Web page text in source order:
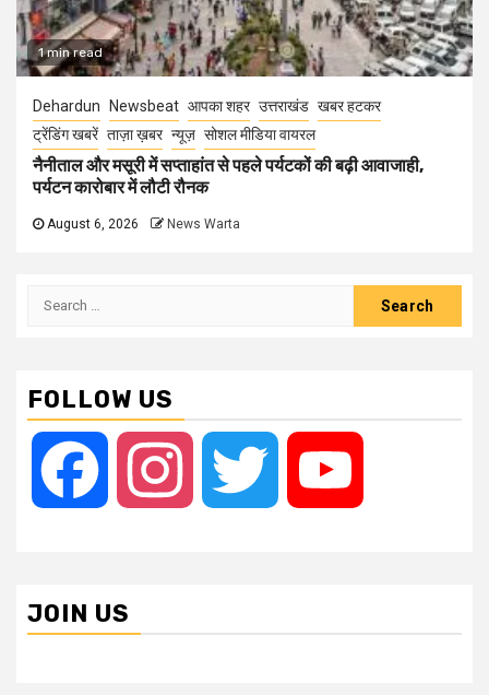
1 min read
Dehardun Newsbeat आपका शहर उत्तराखंड खबर हटकर
ट्रेंडिंग खबरें ताज़ा ख़बर न्यूज़ सोशल मीडिया वायरल
नैनीताल और मसूरी में सप्ताहांत से पहले पर्यटकों की बढ़ी आवाजाही,
पर्यटन कारोबार में लौटी रौनक
August 6, 2026 News Warta
Search
FOLLOW US
Facebook Instagram Twitter
JOIN US